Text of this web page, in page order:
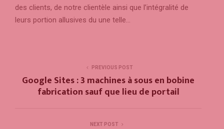
des clients, de notre clientèle ainsi que l’intégralité de
leurs portion allusives du une telle…
PREVIOUS POST
Google Sites : 3 machines à sous en bobine
fabrication sauf que lieu de portail
NEXT POST